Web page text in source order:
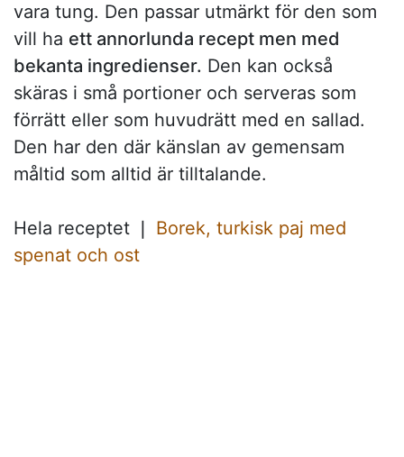
vara tung. Den passar utmärkt för den som
vill ha ett annorlunda recept men med
bekanta ingredienser. Den kan också
skäras i små portioner och serveras som
förrätt eller som huvudrätt med en sallad.
Den har den där känslan av gemensam
måltid som alltid är tilltalande.
Hela receptet ❘ Borek, turkisk paj med
spenat och ost